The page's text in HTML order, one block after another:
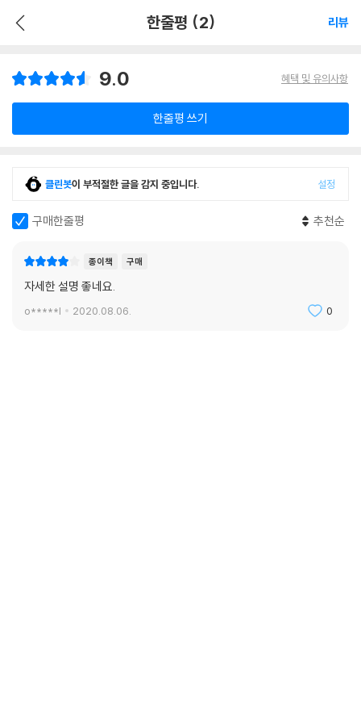
한줄평 (2) 리뷰
9.0 혜택 및 유의사항
한줄평 쓰기
클린봇이 부적절한 글을 감지 중입니다. 설정
구매한줄평 추천순
종이책 구매
자세한 설명 좋네요.
o*****l 2020.08.06. 0